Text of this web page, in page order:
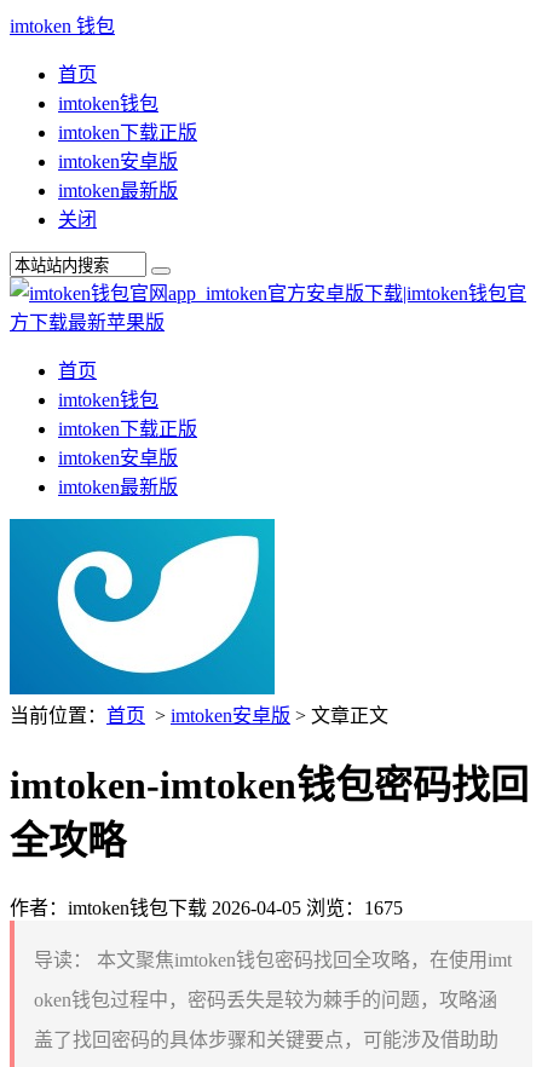
imtoken 钱包
首页
imtoken钱包
imtoken下载正版
imtoken安卓版
imtoken最新版
关闭
首页
imtoken钱包
imtoken下载正版
imtoken安卓版
imtoken最新版
当前位置： 首页 > imtoken安卓版 > 文章正文
imtoken-imtoken钱包密码找回
全攻略
作者：imtoken钱包下载 2026-04-05 浏览：1675
导读：
本文聚焦imtoken钱包密码找回全攻略，在使用imt
oken钱包过程中，密码丢失是较为棘手的问题，攻略涵
盖了找回密码的具体步骤和关键要点，可能涉及借助助